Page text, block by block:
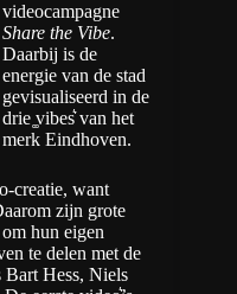
videocampagne
Share the Vibe.
Daarbij is de
energie van de stad
gevisualiseerd in de
drie ͚vibes͛ van het
merk Eindhoven.
creatie, want
zijn grote
hun eigen
te delen met de
Bart Hess, Niels